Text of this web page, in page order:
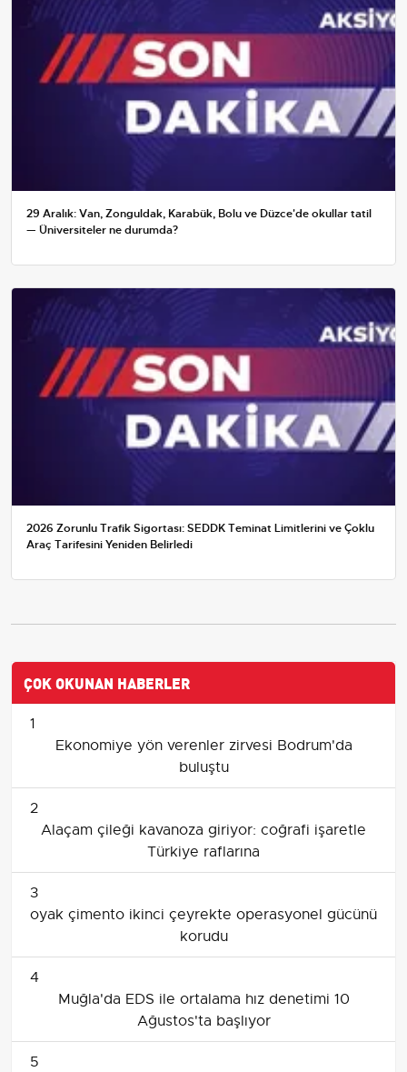
29 Aralık: Van, Zonguldak, Karabük, Bolu ve Düzce'de okullar tatil
— Üniversiteler ne durumda?
2026 Zorunlu Trafik Sigortası: SEDDK Teminat Limitlerini ve Çoklu
Araç Tarifesini Yeniden Belirledi
ÇOK OKUNAN HABERLER
1
Ekonomiye yön verenler zirvesi Bodrum'da
buluştu
2
Alaçam çileği kavanoza giriyor: coğrafi işaretle
Türkiye raflarına
3
oyak çimento ikinci çeyrekte operasyonel gücünü
korudu
4
Muğla'da EDS ile ortalama hız denetimi 10
Ağustos'ta başlıyor
5